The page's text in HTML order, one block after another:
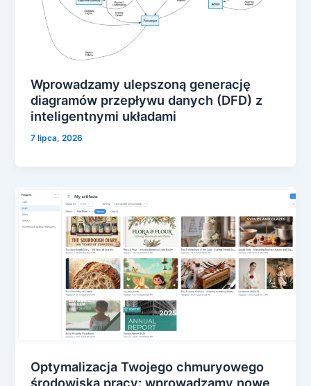
Wprowadzamy ulepszoną generację
diagramów przepływu danych (DFD) z
inteligentnymi układami
7 lipca, 2026
Optymalizacja Twojego chmuryowego
środowiska pracy: wprowadzamy nowe